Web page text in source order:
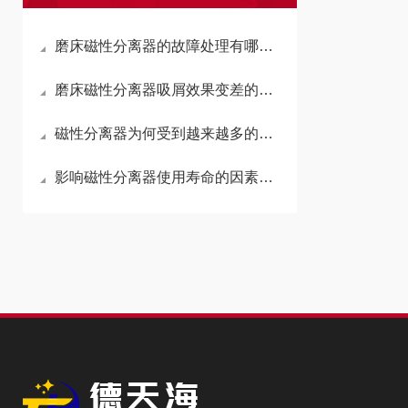
磨床磁性分离器的故障处理有哪些注意事项？
磨床磁性分离器吸屑效果变差的原因及改善方法
磁性分离器为何受到越来越多的关注？
影响磁性分离器使用寿命的因素有哪些？